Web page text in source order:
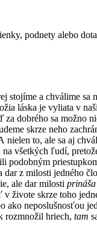
podnety alebo
stojíme a chválime sa
láska je vyliata v
dobrého sa možno
skrze neho
to, ale sa aj
všetkých ľudí,
podobným
z milosti jedného
ale dar milosti prináša
skrze toho
neposlušnosťou
rozmnožil hriech, tam